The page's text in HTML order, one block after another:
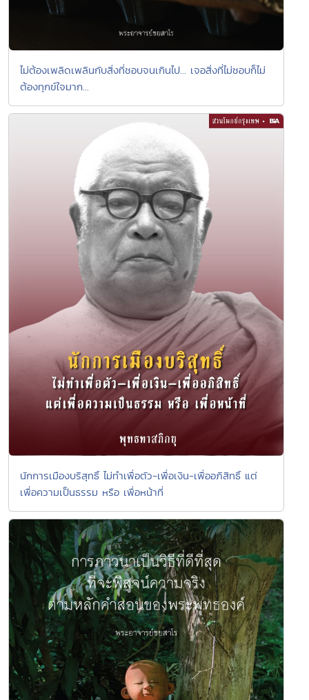
ไม่ต้องเพลิดเพลินกับสิ่งที่ชอบจนเกินไป... เจอสิ่งที่ไม่ชอบก็ไม่
ต้องทุกข์ใจมาก...
นักการเมืองบริสุทธิ์ ไม่ทำเพื่อตัว-เพื่อเงิน-เพื่ออภิสิทธิ์ แต่
เพื่อความเป็นธรรม หรือ เพื่อหน้าที่